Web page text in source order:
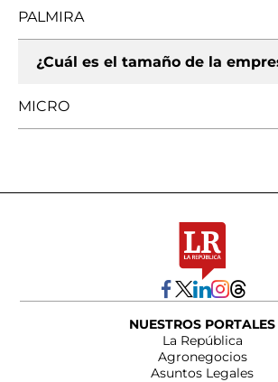
PALMIRA
¿Cuál es el tamaño de la
MICRO
NUESTROS PORTALES
La República
Agronegocios
Asuntos Legales